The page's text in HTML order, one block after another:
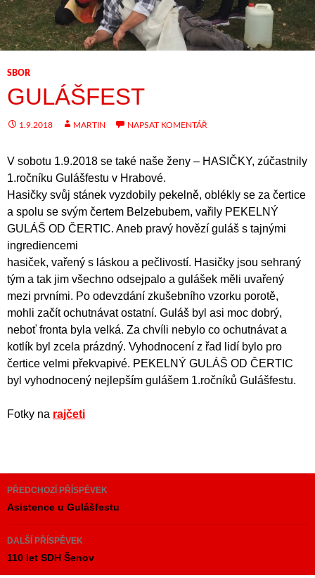
SBOR
GULÁŠFEST
1.9.2018 MARTIN NAPSAT KOMENTÁŘ
V sobotu 1.9.2018 se také naše ženy – HASIČKY, zúčastnily
1.ročníku Gulášfestu v Hrabové.
Hasičky svůj stánek vyzdobily pekelně, oblékly se za čertice
a spolu se svým čertem Belzebubem, vařily PEKELNÝ
GULÁŠ OD ČERTIC. Aneb pravý hovězí guláš s tajnými
ingrediencemi
hasiček, vařený s láskou a pečlivostí. Hasičky jsou sehraný
tým a tak jim všechno odsejpalo a gulášek měli uvařený
mezi prvními. Po odevzdání zkušebního vzorku porotě,
mohli začít ochutnávat ostatní. Guláš byl asi moc dobrý,
neboť fronta byla velká. Za chvíli nebylo co ochutnávat a
kotlík byl zcela prázdný. Vyhodnocení z řad lidí bylo pro
čertice velmi překvapivé. PEKELNÝ GULÁŠ OD ČERTIC
byl vyhodnocený nejlepším gulášem 1.ročníků Gulášfestu.
Fotky na rajčeti
Navigace
pro
příspěvky
PŘEDCHOZÍ PŘÍSPĚVEK
Asistence u Gulášfestu
DALŠÍ PŘÍSPĚVEK
110 let SDH Šenov